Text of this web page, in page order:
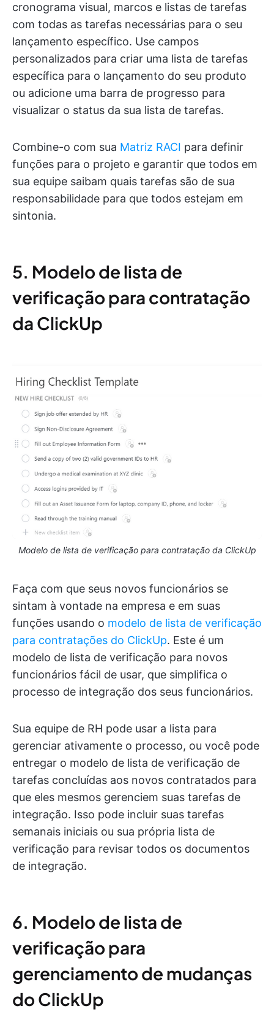
cronograma visual, marcos e listas de tarefas
com todas as tarefas necessárias para o seu
lançamento específico. Use campos
personalizados para criar uma lista de tarefas
específica para o lançamento do seu produto
ou adicione uma barra de progresso para
visualizar o status da sua lista de tarefas.
Combine-o com sua Matriz RACI para definir
funções para o projeto e garantir que todos em
sua equipe saibam quais tarefas são de sua
responsabilidade para que todos estejam em
sintonia.
5. Modelo de lista de
verificação para contratação
da ClickUp
Modelo de lista de verificação para contratação da ClickUp
Faça com que seus novos funcionários se
sintam à vontade na empresa e em suas
funções usando o modelo de lista de verificação
para contratações do ClickUp. Este é um
modelo de lista de verificação para novos
funcionários fácil de usar, que simplifica o
processo de integração dos seus funcionários.
Sua equipe de RH pode usar a lista para
gerenciar ativamente o processo, ou você pode
entregar o modelo de lista de verificação de
tarefas concluídas aos novos contratados para
que eles mesmos gerenciem suas tarefas de
integração. Isso pode incluir suas tarefas
semanais iniciais ou sua própria lista de
verificação para revisar todos os documentos
de integração.
6. Modelo de lista de
verificação para
gerenciamento de mudanças
do ClickUp